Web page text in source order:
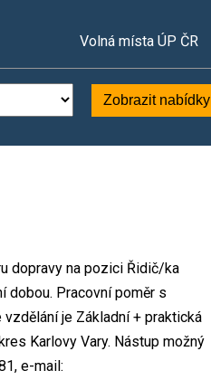
Volná místa ÚP ČR
Zobrazit nabídky
dopravy na pozici Řidič/ka
dobou. Pracovní poměr s
je Základní + praktická
Karlovy Vary. Nástup možný
e-mail: